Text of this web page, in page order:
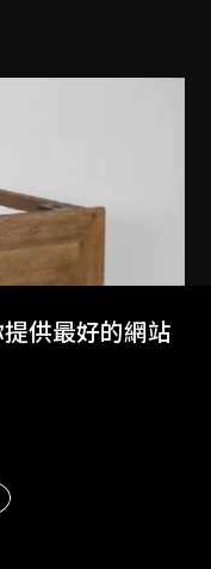
供最好的網站